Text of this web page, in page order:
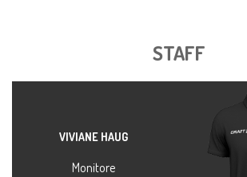
STAFF
VIVIANE HAUG
Monitore